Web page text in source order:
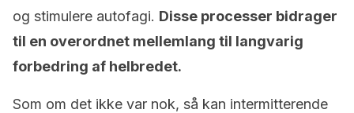
og stimulere autofagi. Disse processer bidrager
til en overordnet mellemlang til langvarig
forbedring af helbredet.
Som om det ikke var nok, så kan intermitterende